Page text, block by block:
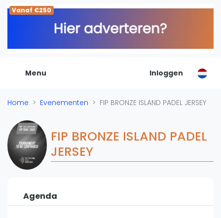
Vanaf €250
Menu
De Padel Gids
Alle padel locaties
Padelwinkels
Organisatie
Banenbouwers
Overige categorien
Reserveringssystemen
Padelscholen
Toevoegen data
Padel
Inloggen
Home Evenementen FIP BRONZE ISLAND PADEL JERSEY
FIP BRONZE ISLAND PADEL
JERSEY
Agenda